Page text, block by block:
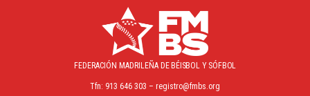
FEDERACIÓN MADRILEÑA DE BÉISBOL Y SÓFBOL
Tfn: 913 646 303 – registro@fmbs.org